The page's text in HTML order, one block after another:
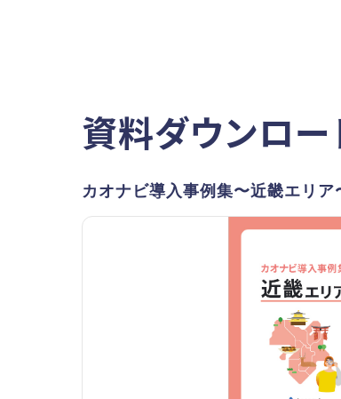
資料ダウンロー
カオナビ導入事例集〜近畿エリア